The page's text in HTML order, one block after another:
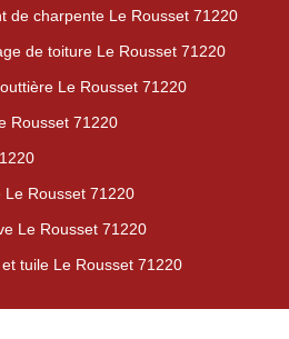
de charpente Le Rousset 71220
de toiture Le Rousset 71220
Le Rousset 71220
Rousset 71220
Le Rousset 71220
Le Rousset 71220
tuile Le Rousset 71220